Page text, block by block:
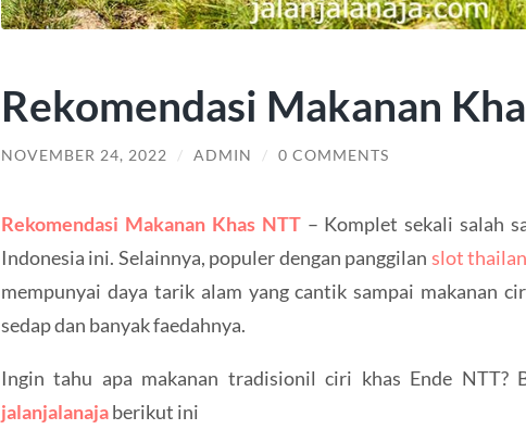
Rekomendasi Makanan
NOVEMBER 24, 2022 / ADMIN / 0 COMMENTS
Rekomendasi Makanan Khas NTT– Komplet sekali salah
Indonesia ini. Selainnya, populer dengan panggilan slot
mempunyai daya tarik alam yang cantik sampai makanan
sedap dan banyak faedahnya.
Ingin tahu apa makanan tradisionil ciri khas Ende NTT?
jalanjalanajaberikut ini